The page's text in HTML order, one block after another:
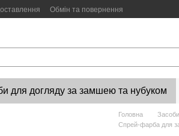
Обмін та повернення
для догляду за замшею та нубуком
Головна
Спрей-фарба для